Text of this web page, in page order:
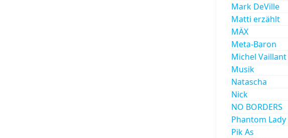
Mark DeVille
Matti erzählt
MÄX
Meta-Baron
Michel Vaillant
Musik
Natascha
Nick
NO BORDERS
Phantom Lady
Pik As